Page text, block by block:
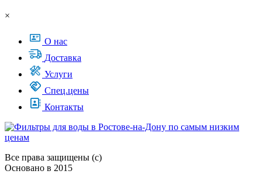
×
О нас
Доставка
Услуги
Спец.цены
Контакты
Все права защищены (с)
Основано в 2015